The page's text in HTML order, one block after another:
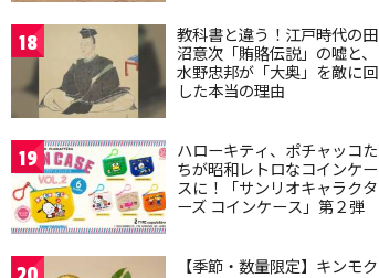
18
教科書と違う！江戸時代の田
沼意次「賄賂伝説」の嘘と、
水野忠邦が「大奥」を敵に回
した本当の理由
19
ハローキティ、ポチャッコた
ちが昭和レトロなコインケー
スに！「サンリオキャラクタ
ーズ コインケース」第２弾
【季節・数量限定】キンモク